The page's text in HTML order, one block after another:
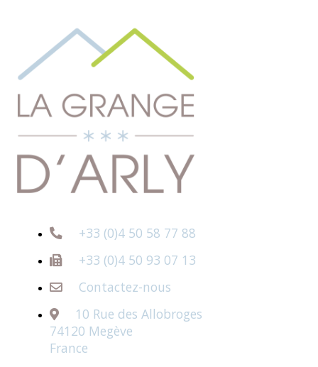
+33 (0)4 50 58 77 88
+33 (0)4 50 93 07 13
Contactez-nous
10 Rue des Allobroges
74120 Megève
France